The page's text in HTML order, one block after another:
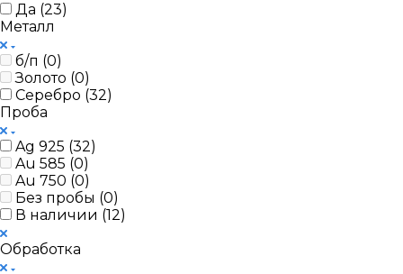
Да (23)
Металл
б/п (0)
Золото (0)
Серебро (32)
Проба
Ag 925 (32)
Au 585 (0)
Au 750 (0)
Без пробы (0)
В наличии (12)
Обработка